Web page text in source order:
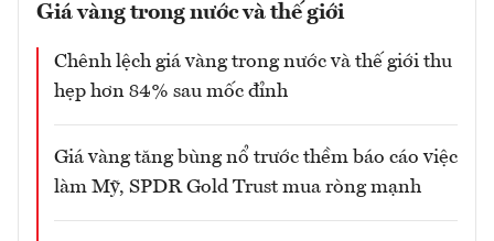
Giá vàng trong nước và thế giới
Chênh lệch giá vàng trong nước và thế giới thu
hẹp hơn 84% sau mốc đỉnh
Giá vàng tăng bùng nổ trước thềm báo cáo việc
làm Mỹ, SPDR Gold Trust mua ròng mạnh